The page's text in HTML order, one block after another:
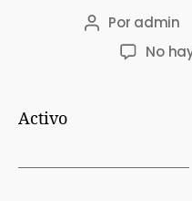
Por admin
No
Activo